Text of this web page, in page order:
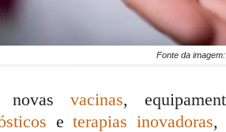
Fonte da
novas vacinas,
eterapias inovadoras,